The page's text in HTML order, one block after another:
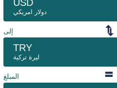
USD
دولار امريكي
إلى
TRY
ليرة تركية
المبلغ